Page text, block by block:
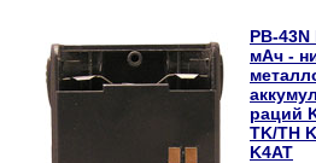
PB-43N
мАч -
раций
TK/TH
K4AT